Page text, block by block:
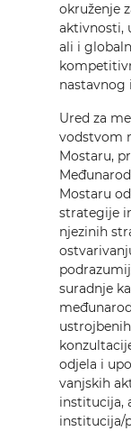
okruženje
aktivnosti,
ali i
nastavnog
Ured za
vodstvom
Mostaru,
Mostaru
strategije
njezinih
suradnje
odjela i
vanjskih
institucija,
institucija/